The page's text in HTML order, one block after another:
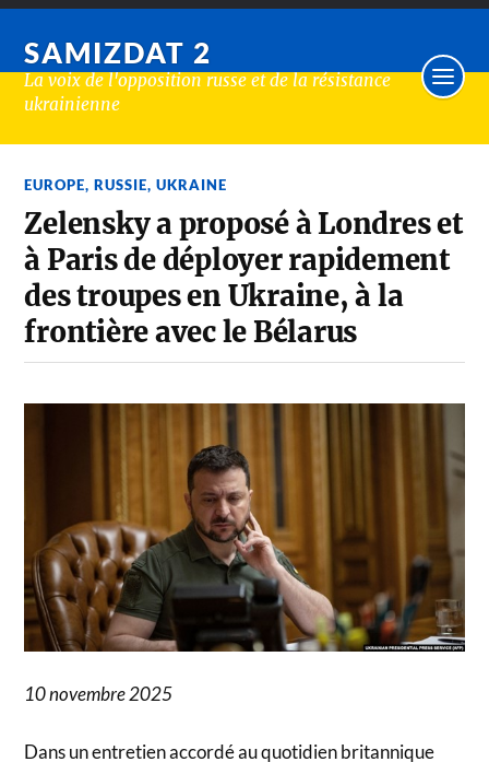
SAMIZDAT 2
La voix de l'opposition russe et de la résistance
ukrainienne
EUROPE,RUSSIE,UKRAINE
Zelensky a proposé à Londres et
à Paris de déployer rapidement
des troupes en Ukraine, à la
frontière avec le Bélarus
10 novembre 2025
Dans un entretien accordé au quotidien britannique